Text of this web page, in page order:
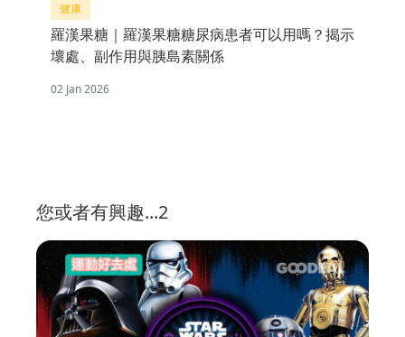
健康
羅漢果糖｜羅漢果糖糖尿病患者可以用嗎？揭示
壞處、副作用與胰島素關係
02 Jan 2026
您或者有興趣...2